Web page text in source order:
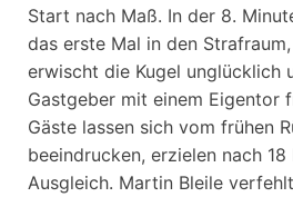
Start nach Maß. In der 8.
das erste Mal in den
erwischt die Kugel unglücklich
Gastgeber mit einem Eigentor
Gäste lassen sich vom frühen
beeindrucken, erzielen nach
Ausgleich. Martin Bleile